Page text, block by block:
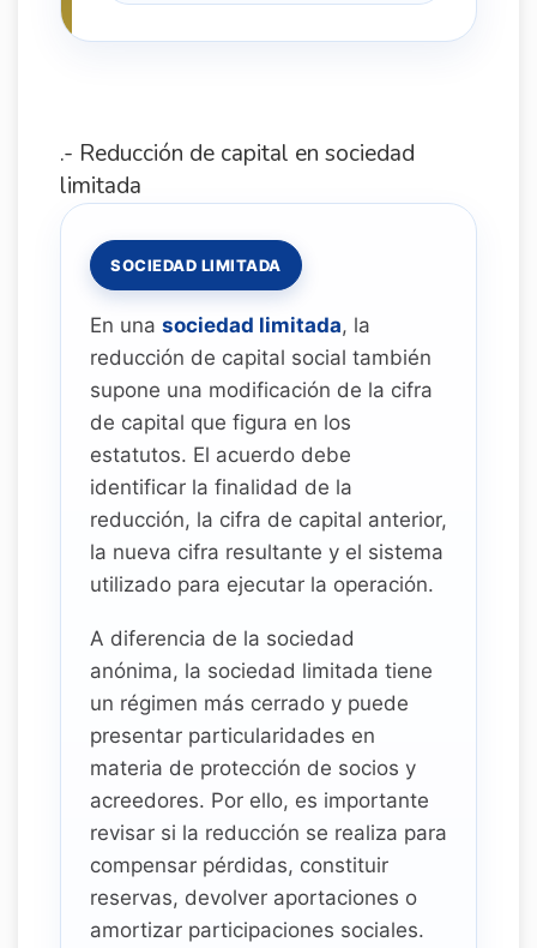
.- Reducción de capital en sociedad
limitada
SOCIEDAD LIMITADA
En una sociedad limitada, la
reducción de capital social también
supone una modificación de la cifra
de capital que figura en los
estatutos. El acuerdo debe
identificar la finalidad de la
reducción, la cifra de capital anterior,
la nueva cifra resultante y el sistema
utilizado para ejecutar la operación.
A diferencia de la sociedad
anónima, la sociedad limitada tiene
un régimen más cerrado y puede
presentar particularidades en
materia de protección de socios y
acreedores. Por ello, es importante
revisar si la reducción se realiza para
compensar pérdidas, constituir
reservas, devolver aportaciones o
amortizar participaciones sociales.